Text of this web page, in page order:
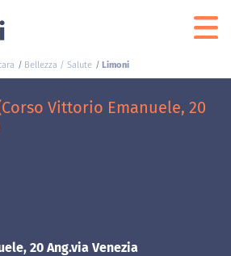
Bellezza / Salute Limoni
Vittorio Emanuele, 20
20 Ang.via Venezia